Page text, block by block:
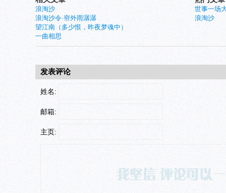
世事一场
浪淘沙
浪淘沙
浪淘沙令·帘外雨潺潺
望江南（多少恨，昨夜梦魂中）
一曲相思
发表评论
姓名:
邮箱:
主页: